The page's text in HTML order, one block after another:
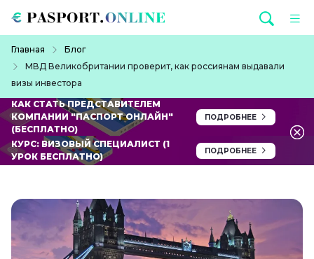
Главная
Блог
МВД Великобритании проверит, как россиянам выдавали
визы инвестора
КАК СТАТЬ ПРЕДСТАВИТЕЛЕМ
КОМПАНИИ "ПАСПОРТ ОНЛАЙН"
(БЕСПЛАТНО)
ПОДРОБНЕЕ
КУРС: ВИЗОВЫЙ СПЕЦИАЛИСТ (1
УРОК БЕСПЛАТНО)
ПОДРОБНЕЕ